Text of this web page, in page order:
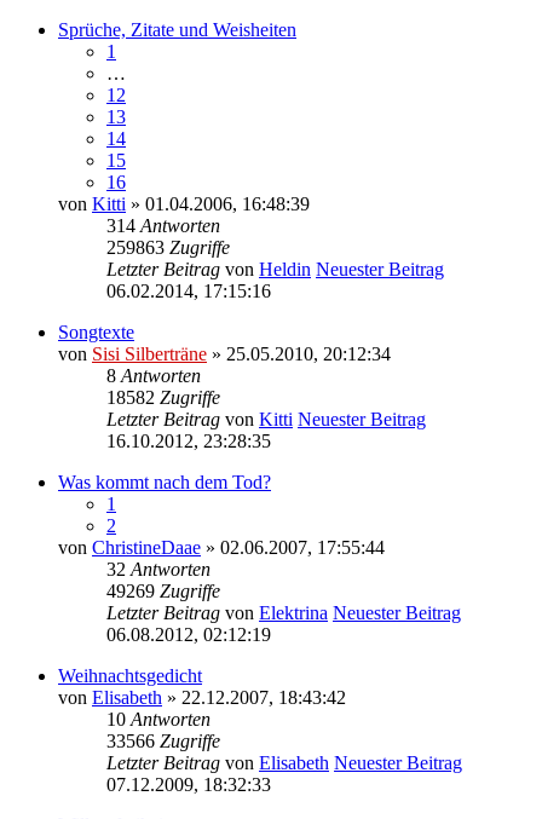
Sprüche, Zitate und Weisheiten
1
…
12
13
14
15
16
von Kitti » 01.04.2006, 16:48:39
314 Antworten
259863 Zugriffe
Letzter Beitrag von Heldin Neuester Beitrag
06.02.2014, 17:15:16
Songtexte
von Sisi Silberträne » 25.05.2010, 20:12:34
8 Antworten
18582 Zugriffe
Letzter Beitrag von Kitti Neuester Beitrag
16.10.2012, 23:28:35
Was kommt nach dem Tod?
1
2
von ChristineDaae » 02.06.2007, 17:55:44
32 Antworten
49269 Zugriffe
Letzter Beitrag von Elektrina Neuester Beitrag
06.08.2012, 02:12:19
Weihnachtsgedicht
von Elisabeth » 22.12.2007, 18:43:42
10 Antworten
33566 Zugriffe
Letzter Beitrag von Elisabeth Neuester Beitrag
07.12.2009, 18:32:33